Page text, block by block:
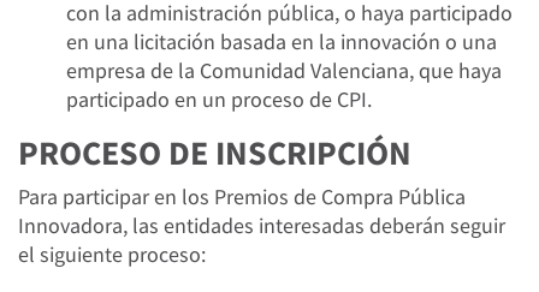
con la administración pública, o haya participado
en una licitación basada en la innovación o una
empresa de la Comunidad Valenciana, que haya
participado en un proceso de CPI.
PROCESO DE INSCRIPCIÓN
Para participar en los Premios de Compra Pública
Innovadora, las entidades interesadas deberán seguir
el siguiente proceso: